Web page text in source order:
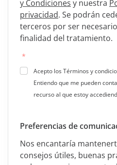
y Condiciones y nuestra
privacidad. Se podrán
terceros por ser
finalidad del tratamiento.
*
Acepto los Términos y
Entiendo que me pueden
recurso al que estoy
Preferencias de
Nos encantaría
consejos útiles, buenas